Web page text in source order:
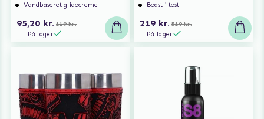
Vandbaseret glidecreme
95,20 kr. 119 kr.
På lager
Bedst i test
219 kr. 519 kr.
På lager